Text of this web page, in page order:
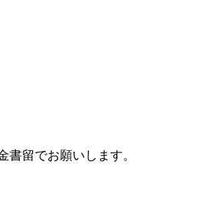
留でお願いします。